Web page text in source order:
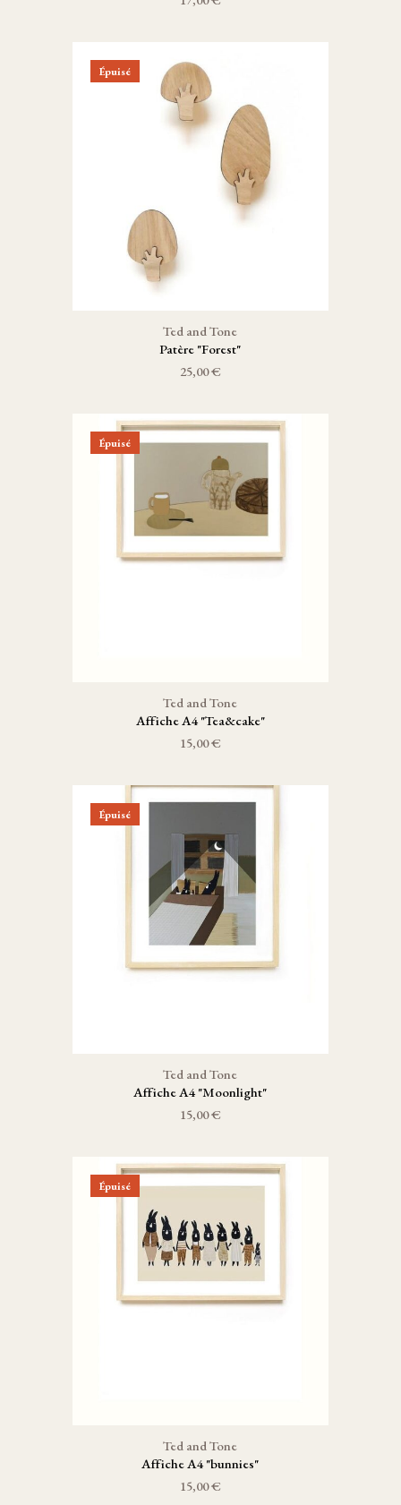
Épuisé
Ted and Tone
Patère "Forest"
25,00 €
Épuisé
Ted and Tone
Affiche A4 "Tea&cake"
15,00 €
Épuisé
Ted and Tone
Affiche A4 "Moonlight"
15,00 €
Épuisé
Ted and Tone
Affiche A4 "bunnies"
15,00 €